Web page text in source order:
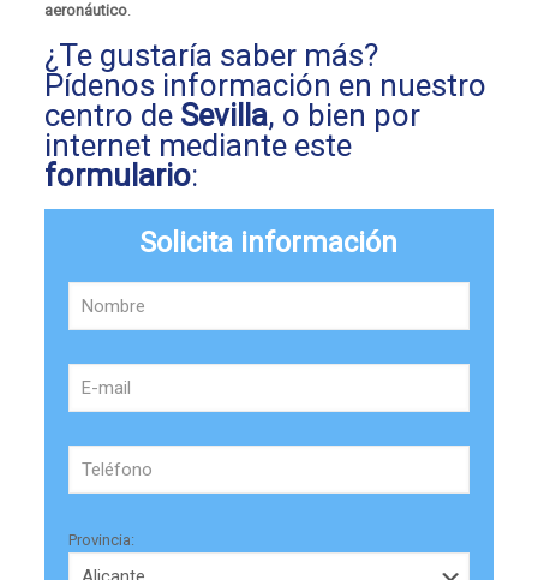
aeronáutico.
¿Te gustaría saber más?
Pídenos información en nuestro
centro de Sevilla, o bien por
internet mediante este
formulario:
Solicita información
Provincia: